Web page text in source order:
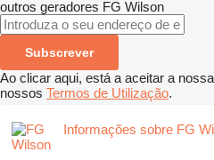
outros geradores FG Wilson
Subscrever
Ao clicar aqui, está a aceitar a nossa
nossos Termos de Utilização.
Informações sobre FG